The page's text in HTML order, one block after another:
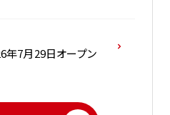
年7月29日オープン